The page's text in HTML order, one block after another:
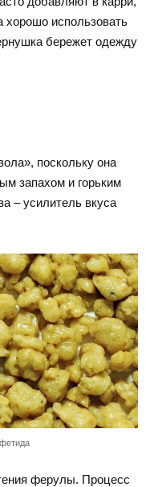
хорошо использовать
бережет одежду
поскольку она
запахом и горьким
– усилитель вкуса
ферулы. Процесс